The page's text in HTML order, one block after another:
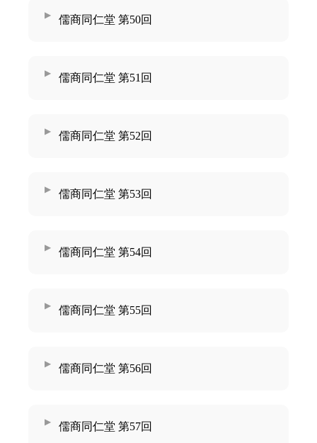
儒商同仁堂 第50回
儒商同仁堂 第51回
儒商同仁堂 第52回
儒商同仁堂 第53回
儒商同仁堂 第54回
儒商同仁堂 第55回
儒商同仁堂 第56回
儒商同仁堂 第57回